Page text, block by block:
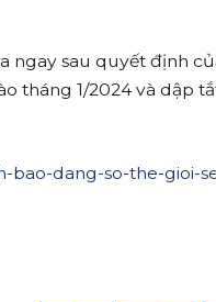
sau quyết định
tháng 1/2024 và dập
bao-dang-so-the-gioi-